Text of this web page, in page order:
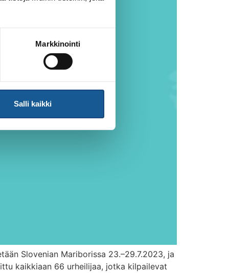
Markkinointi
Salli kaikki
Slovenian Mariborissa 23.–29.7.2023, ja
kaikkiaan 66 urheilijaa, jotka kilpailevat